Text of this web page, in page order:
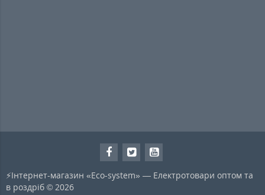
⚡Інтернет-магазин «Eco-system» — Електротовари оптом та
в роздріб © 2026